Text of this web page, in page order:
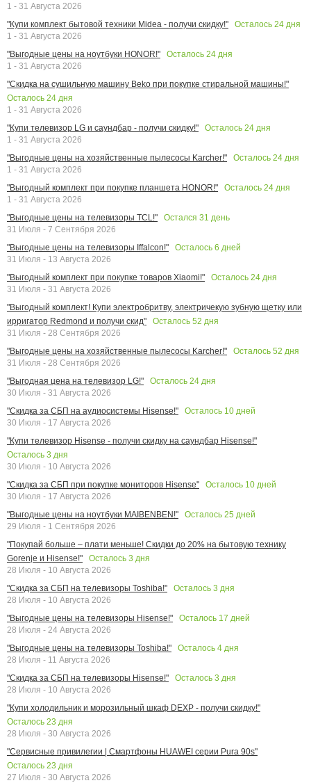
1 - 31 Августа 2026
"Купи комплект бытовой техники Midea - получи скидку!"
Осталось 24 дня
1 - 31 Августа 2026
"Выгодные цены на ноутбуки HONOR!"
Осталось 24 дня
1 - 31 Августа 2026
"Скидка на сушильную машину Beko при покупке стиральной машины!"
Осталось 24 дня
1 - 31 Августа 2026
"Купи телевизор LG и саундбар - получи скидку!"
Осталось 24 дня
1 - 31 Августа 2026
"Выгодные цены на хозяйственные пылесосы Karcher!"
Осталось 24 дня
1 - 31 Августа 2026
"Выгодный комплект при покупке планшета HONOR!"
Осталось 24 дня
1 - 31 Августа 2026
"Выгодные цены на телевизоры TCL!"
Остался 31 день
31 Июля - 7 Сентября 2026
"Выгодные цены на телевизоры Iffalcon!"
Осталось 6 дней
31 Июля - 13 Августа 2026
"Выгодный комплект при покупке товаров Xiaomi!"
Осталось 24 дня
31 Июля - 31 Августа 2026
"Выгодный комплект! Купи электробритву, электричекую зубную щетку или
ирригатор Redmond и получи скид"
Осталось 52 дня
31 Июля - 28 Сентября 2026
"Выгодные цены на хозяйственные пылесосы Karcher!"
Осталось 52 дня
31 Июля - 28 Сентября 2026
"Выгодная цена на телевизор LG!"
Осталось 24 дня
30 Июля - 31 Августа 2026
"Скидка за СБП на аудиосистемы Hisense!"
Осталось 10 дней
30 Июля - 17 Августа 2026
"Купи телевизор Hisense - получи скидку на саундбар Hisense!"
Осталось 3 дня
30 Июля - 10 Августа 2026
"Скидка за СБП при покупке мониторов Hisense"
Осталось 10 дней
30 Июля - 17 Августа 2026
"Выгодные цены на ноутбуки MAIBENBEN!"
Осталось 25 дней
29 Июля - 1 Сентября 2026
"Покупай больше – плати меньше! Скидки до 20% на бытовую технику
Gorenje и Hisense!"
Осталось 3 дня
28 Июля - 10 Августа 2026
"Скидка за СБП на телевизоры Toshiba!"
Осталось 3 дня
28 Июля - 10 Августа 2026
"Выгодные цены на телевизоры Hisense!"
Осталось 17 дней
28 Июля - 24 Августа 2026
"Выгодные цены на телевизоры Toshiba!"
Осталось 4 дня
28 Июля - 11 Августа 2026
"Скидка за СБП на телевизоры Hisense!"
Осталось 3 дня
28 Июля - 10 Августа 2026
"Купи холодильник и морозильный шкаф DEXP - получи скидку!"
Осталось 23 дня
28 Июля - 30 Августа 2026
"Сервисные привилегии | Смартфоны HUAWEI серии Pura 90s"
Осталось 23 дня
27 Июля - 30 Августа 2026